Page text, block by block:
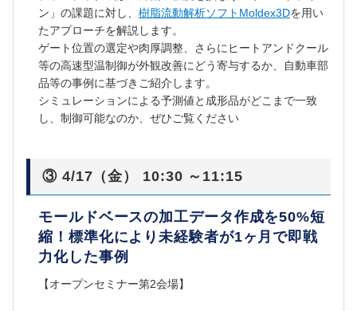
ン」の課題に対し、 樹脂流動解析ソフトMoldex3Dを用い
たアプローチを解説します。
ゲート位置の選定や肉厚調整、さらにヒートアンドクール
等の高速型温制御が外観改善にどう寄与するか、自動車部
品等の事例に基づきご紹介します。
シミュレーションによる予測値と成形品がどこまで一致
し、制御可能なのか、ぜひご覧ください
③ 4/17（金） 10:30 ～11:15
モールドベースの加工データ作成を50%短
縮！標準化により未経験者が1ヶ月で即戦
力化した事例
【オープンセミナー第2会場】